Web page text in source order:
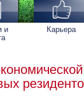
и Карьера